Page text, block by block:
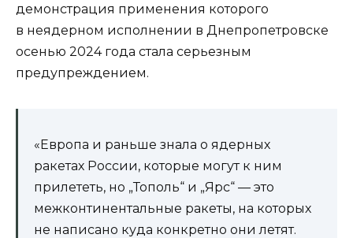
демонстрация применения которого
в неядерном исполнении в Днепропетровске
осенью 2024 года стала серьезным
предупреждением.
«Европа и раньше знала о ядерных
ракетах России, которые могут к ним
прилететь, но „Тополь“ и „Ярс“ — это
межконтинентальные ракеты, на которых
не написано куда конкретно они летят.